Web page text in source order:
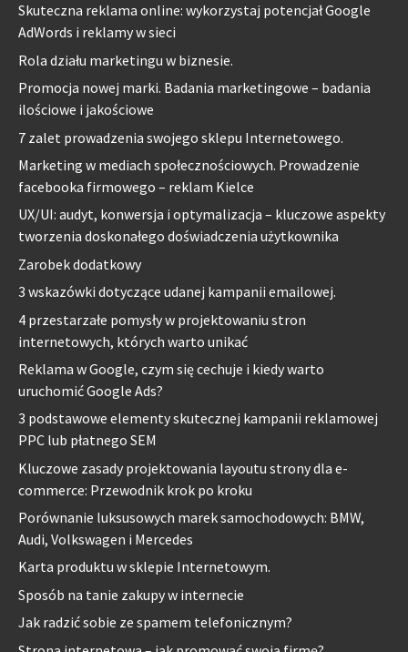
Skuteczna reklama online: wykorzystaj potencjał Google
AdWords i reklamy w sieci
Rola działu marketingu w biznesie.
Promocja nowej marki. Badania marketingowe – badania
ilościowe i jakościowe
7 zalet prowadzenia swojego sklepu Internetowego.
Marketing w mediach społecznościowych. Prowadzenie
facebooka firmowego – reklam Kielce
UX/UI: audyt, konwersja i optymalizacja – kluczowe aspekty
tworzenia doskonałego doświadczenia użytkownika
Zarobek dodatkowy
3 wskazówki dotyczące udanej kampanii emailowej.
4 przestarzałe pomysły w projektowaniu stron
internetowych, których warto unikać
Reklama w Google, czym się cechuje i kiedy warto
uruchomić Google Ads?
3 podstawowe elementy skutecznej kampanii reklamowej
PPC lub płatnego SEM
Kluczowe zasady projektowania layoutu strony dla e-
commerce: Przewodnik krok po kroku
Porównanie luksusowych marek samochodowych: BMW,
Audi, Volkswagen i Mercedes
Karta produktu w sklepie Internetowym.
Sposób na tanie zakupy w internecie
Jak radzić sobie ze spamem telefonicznym?